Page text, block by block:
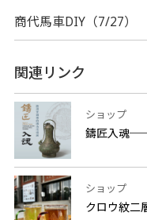
商代馬車DIY（7/27）
関連リンク
ショップ
鑄匠入魂
ショップ
クロウ紋二